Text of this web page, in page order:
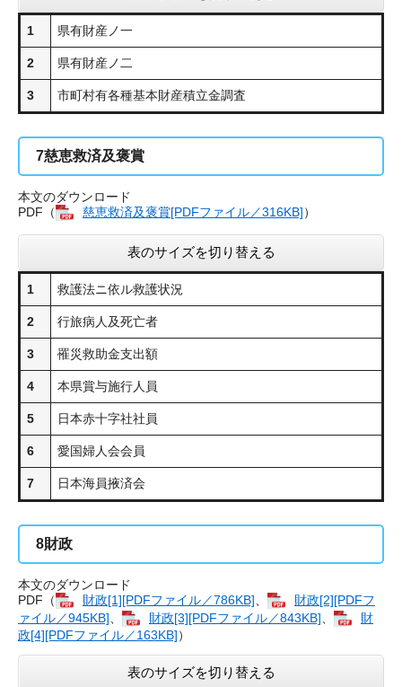
1 県有財産ノ一
2 県有財産ノ二
3 市町村有各種基本財産積立金調査
7慈恵救済及褒賞
本文のダウンロード
PDF（
慈恵救済及褒賞[PDFファイル／316KB]​）
表のサイズを切り替える
1 救護法ニ依ル救護状況
2 行旅病人及死亡者
3 罹災救助金支出額
4 本県賞与施行人員
5 日本赤十字社社員
6 愛国婦人会会員
7 日本海員掖済会
8財政
本文のダウンロード
PDF（
財政​[1][PDFファイル／786KB]
財政​[2][PDFフ
ァイル／945KB]
財政​[3][PDFファイル／843KB]
財
政​[4][PDFファイル／163KB]）
表のサイズを切り替える